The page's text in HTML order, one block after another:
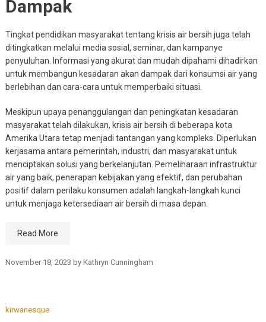
Dampak
Tingkat pendidikan masyarakat tentang krisis air bersih juga telah
ditingkatkan melalui media sosial, seminar, dan kampanye
penyuluhan. Informasi yang akurat dan mudah dipahami dihadirkan
untuk membangun kesadaran akan dampak dari konsumsi air yang
berlebihan dan cara-cara untuk memperbaiki situasi.
Meskipun upaya penanggulangan dan peningkatan kesadaran
masyarakat telah dilakukan, krisis air bersih di beberapa kota
Amerika Utara tetap menjadi tantangan yang kompleks. Diperlukan
kerjasama antara pemerintah, industri, dan masyarakat untuk
menciptakan solusi yang berkelanjutan. Pemeliharaan infrastruktur
air yang baik, penerapan kebijakan yang efektif, dan perubahan
positif dalam perilaku konsumen adalah langkah-langkah kunci
untuk menjaga ketersediaan air bersih di masa depan.
Read More
November 18, 2023 by Kathryn Cunningham
kirwanesque